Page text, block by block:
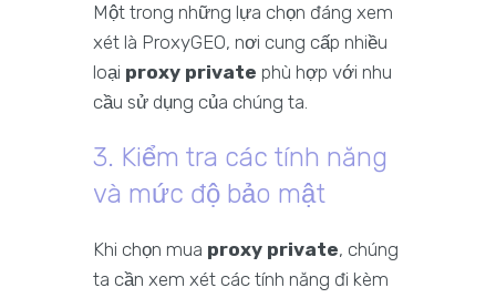
Một trong những lựa chọn đáng xem
xét là ProxyGEO, nơi cung cấp nhiều
loại proxy private phù hợp với nhu
cầu sử dụng của chúng ta.
3. Kiểm tra các tính năng
và mức độ bảo mật
Khi chọn mua proxy private, chúng
ta cần xem xét các tính năng đi kèm